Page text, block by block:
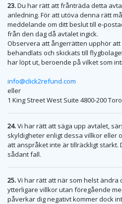
23.Du har rätt att frånträda detta
anledning. För att utöva denna rätt
meddelande om ditt beslut till e-
från den dag då avtalet ingick.
Observera att ångerrätten upphör
behandlats och skickats till
har löpt ut, beroende på vilket som
info@click2refund.com
eller
1 King Street West Suite 4800-200
24.Vi har rätt att säga upp avtalet,
skyldigheter enligt dessa villkor eller
att anspråket inte är tillräckligt starkt.
sådant fall.
25.Vi har rätt att när som helst ändra
ytterligare villkor utan föregående
påverkar dig negativt kommer dock